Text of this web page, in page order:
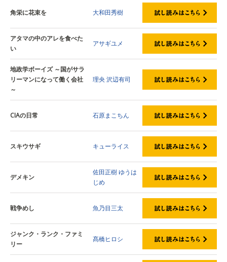
角栄に花束を 大和田秀樹
アタマの中のアレを食べた
い
アサギユメ
地政学ボーイズ ～国がサラ
リーマンになって働く会社
～
理央沢辺有司
CIAの日常 石原まこちん
スキウサギ キューライス
デメキン
佐田正樹ゆうは
じめ
戦争めし 魚乃目三太
ジャンク・ランク・ファミ
リー
髙橋ヒロシ